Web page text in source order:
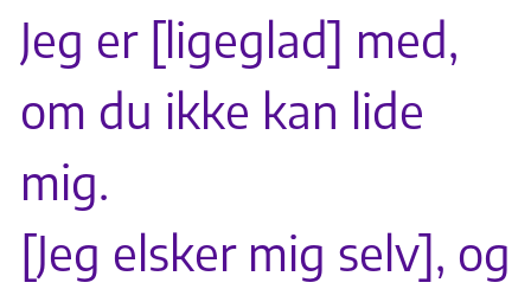
Jeg er [ligeglad] med,
om du ikke kan lide
mig.
[Jeg elsker mig selv], og